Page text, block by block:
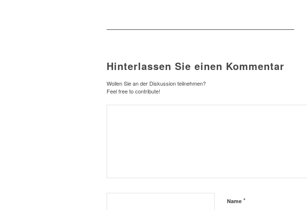
Hinterlassen Sie einen Kommentar
Wollen Sie an der Diskussion teilnehmen?
Feel free to contribute!
Name *